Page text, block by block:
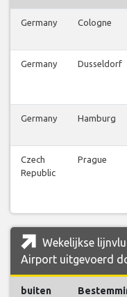
Germany Cologne
Germany Dusseldorf
Germany Hamburg
Czech
Republic
Prague
Wekelijkse
Airport uitgevoerd
buiten